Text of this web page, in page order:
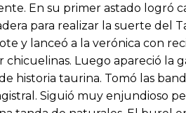
En su primer astado logró
para realizar la suerte del
y lanceó a la verónica con
Luego apareció la
historia taurina. Tomó las
Siguió muy enjundioso